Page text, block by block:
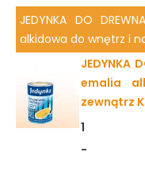
JEDYNKA DO
alkidowa do wnętrz i
JEDYNKA
emalia
zewnątrz
1
-